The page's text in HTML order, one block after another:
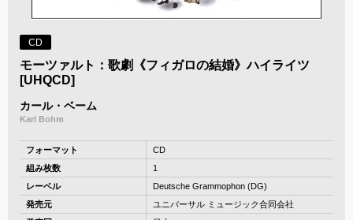
CD
モーツァルト：歌劇《フィガロの結婚》ハイライツ
[UHQCD]
カール・ベーム
Karl Bohm
フォーマット
CD
組み枚数
1
レーベル
Deutsche Grammophon (DG)
発売元
ユニバーサル ミュージック合同会社